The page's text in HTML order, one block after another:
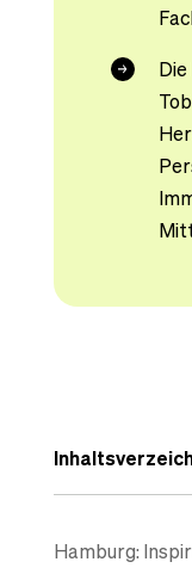
Hamburg: